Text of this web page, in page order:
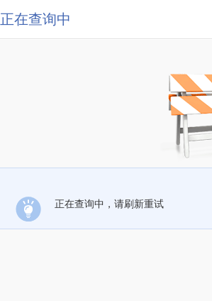
正在查询中
正在查询中，请刷新重试